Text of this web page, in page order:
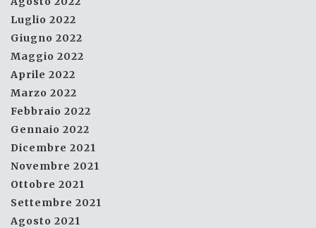
Luglio 2022
Giugno 2022
Maggio 2022
Aprile 2022
Marzo 2022
Febbraio 2022
Gennaio 2022
Dicembre 2021
Novembre 2021
Ottobre 2021
Settembre 2021
Agosto 2021